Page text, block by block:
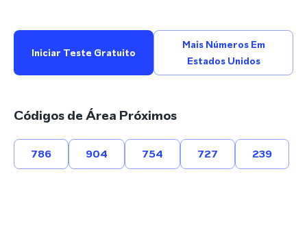
Iniciar Teste Gratuito
Mais Números Em
Estados Unidos
Códigos de Área Próximos
786 904 754 727 239